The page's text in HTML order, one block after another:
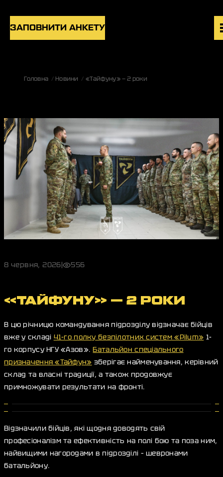
ЗАПОВНИТИ АНКЕТУ
UK
Головна Новини «Тайфуну» — 2 роки
8 червня, 2026| 556
«ТАЙФУНУ» — 2 РОКИ
В цю річницю командування підрозділу відзначає бійців
вже у складі 41-го полку безпілотних систем «Pilum» 1-
го корпусу НГУ «Азов».Батальйон спеціального
призначення «Тайфун» зберігає найменування, керівний
склад та власні традиції, а також продовжує
примножувати результати на фронті.
Відзначили бійців, які щодня доводять свій
професіоналізм та ефективність на полі бою та поза ним,
найвищими нагородами в підрозділі – шевронами
батальйону.